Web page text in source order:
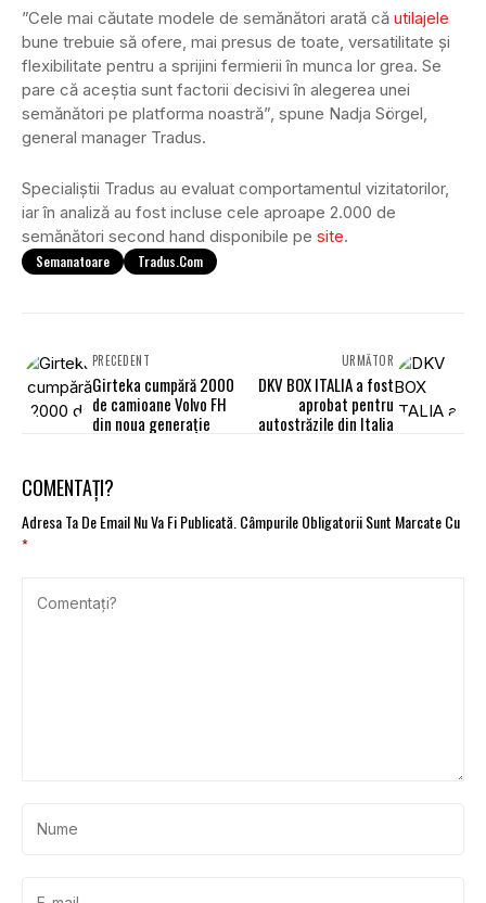
”Cele mai căutate modele de semănători arată că utilajele
bune trebuie să ofere, mai presus de toate, versatilitate și
flexibilitate pentru a sprijini fermierii în munca lor grea. Se
pare că aceștia sunt factorii decisivi în alegerea unei
semănători pe platforma noastră”, spune Nadja Sörgel,
general manager Tradus.
Specialiștii Tradus au evaluat comportamentul vizitatorilor,
iar în analiză au fost incluse cele aproape 2.000 de
semănători second hand disponibile pe site.
Semanatoare Tradus.com
PRECEDENT
Girteka cumpără 2000
de camioane Volvo FH
din noua generație
URMĂTOR
DKV BOX ITALIA a fost
aprobat pentru
autostrăzile din Italia
COMENTAȚI?
Adresa Ta De Email Nu Va Fi Publicată. Câmpurile Obligatorii Sunt Marcate Cu
*